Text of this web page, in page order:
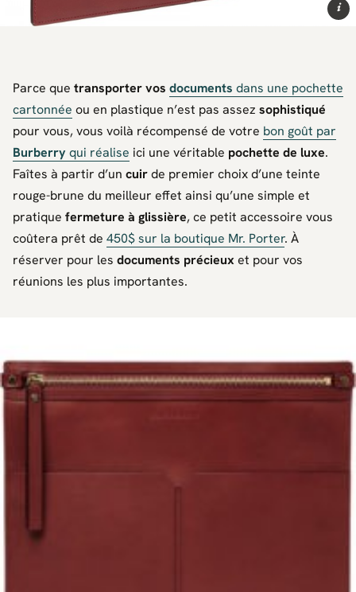
i
Parce que transporter vos documents dans une pochette
cartonnée ou en plastique n’est pas assez sophistiqué
pour vous, vous voilà récompensé de votre bon goût par
Burberryqui réalise ici une véritable pochette de luxe.
Faîtes à partir d’un cuirde premier choix d’une teinte
rouge-brune du meilleur effet ainsi qu’une simple et
pratique fermeture à glissière, ce petit accessoire vous
coûtera prêt de 450$ sur la boutique Mr. Porter. À
réserver pour les documents précieux et pour vos
réunions les plus importantes.